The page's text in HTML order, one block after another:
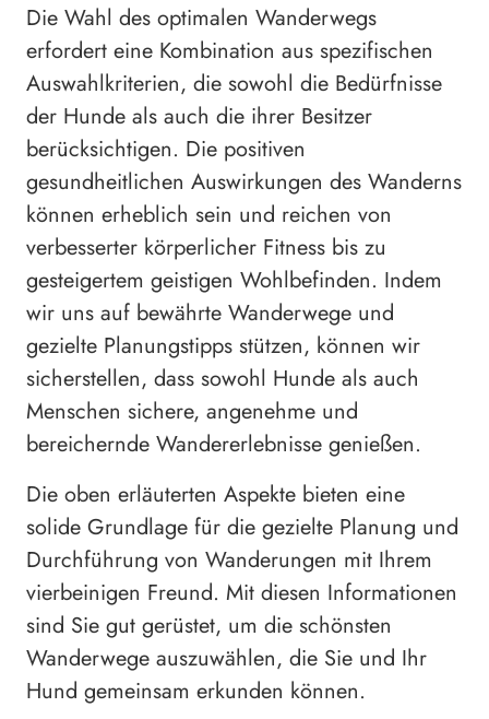
Die Wahl des optimalen Wanderwegs
erfordert eine Kombination aus spezifischen
Auswahlkriterien, die sowohl die Bedürfnisse
der Hunde als auch die ihrer Besitzer
berücksichtigen. Die positiven
gesundheitlichen Auswirkungen des Wanderns
können erheblich sein und reichen von
verbesserter körperlicher Fitness bis zu
gesteigertem geistigen Wohlbefinden. Indem
wir uns auf bewährte Wanderwege und
gezielte Planungstipps stützen, können wir
sicherstellen, dass sowohl Hunde als auch
Menschen sichere, angenehme und
bereichernde Wandererlebnisse genießen.
Die oben erläuterten Aspekte bieten eine
solide Grundlage für die gezielte Planung und
Durchführung von Wanderungen mit Ihrem
vierbeinigen Freund. Mit diesen Informationen
sind Sie gut gerüstet, um die schönsten
Wanderwege auszuwählen, die Sie und Ihr
Hund gemeinsam erkunden können.